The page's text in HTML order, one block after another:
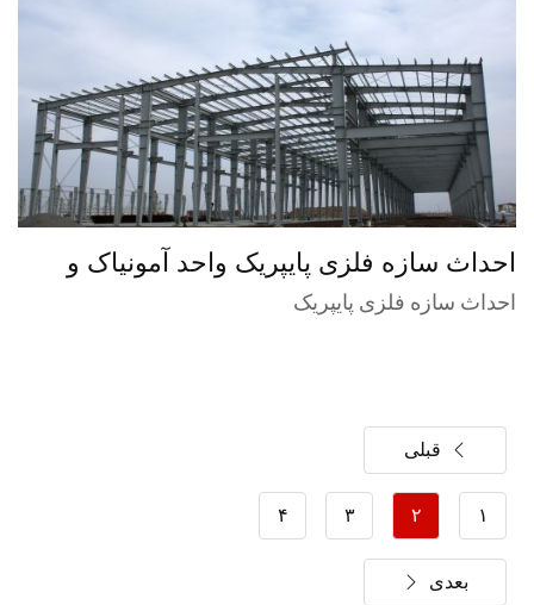
احداث سازه فلزی پایپریک واحد آمونیاک و
اوره پتروشیمی گلستان
احداث سازه فلزی پایپریک
قبلی
۱ ۲ ۳ ۴
بعدی